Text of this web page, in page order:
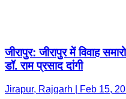
जीरापुर: जीरापुर में विवाह
डॉ. राम प्रसाद दांगी
Jirapur, Rajgarh | Feb 15,